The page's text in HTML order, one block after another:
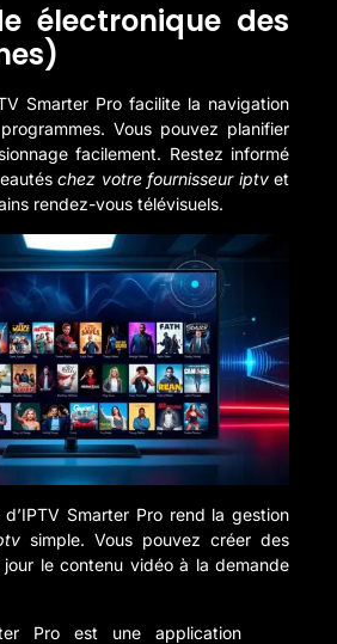
électronique des
Smarter Pro facilite la navigation
Vous pouvez planifier
facilement. Restez informé
chez votre fournisseur iptvet
rendez-vous télévisuels.
d’IPTV Smarter Pro rend la gestion
simple. Vous pouvez créer des
le contenu vidéo à la demande
Pro est une application